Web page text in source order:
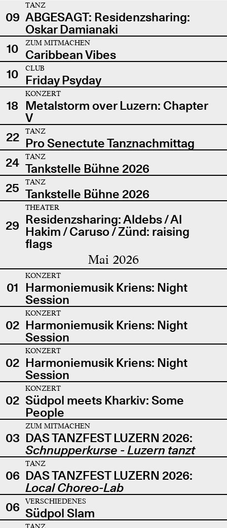
09
TANZ
ABGESAGT: Residenzsharing:
Oskar Damianaki
10
ZUM MITMACHEN
Caribbean Vibes
10
CLUB
Friday Psyday
18
KONZERT
Metalstorm over Luzern: Chapter
V
22
TANZ
Pro Senectute Tanznachmittag
24
TANZ
Tankstelle Bühne 2026
25
TANZ
Tankstelle Bühne 2026
29
THEATER
Residenzsharing: Aldebs / Al
Hakim / Caruso / Zünd: raising
flags
Mai 2026
01
KONZERT
Harmoniemusik Kriens: Night
Session
02
KONZERT
Harmoniemusik Kriens: Night
Session
02
KONZERT
Harmoniemusik Kriens: Night
Session
02
KONZERT
Südpol meets Kharkiv: Some
People
03
ZUM MITMACHEN
DAS TANZFEST LUZERN 2026:
Schnupperkurse - Luzern tanzt
06
TANZ
DAS TANZFEST LUZERN 2026:
Local Choreo-Lab
06
VERSCHIEDENES
Südpol Slam